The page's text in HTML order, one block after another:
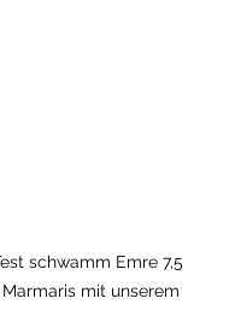
schwamm Emre 7,5
mit unserem